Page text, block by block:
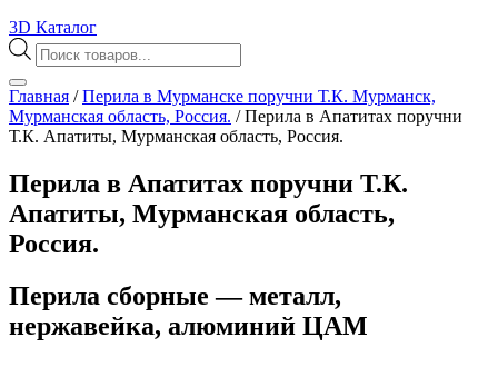
3D Каталог
Поиск
товаров
Главная /Перила в Мурманске поручни Т.К. Мурманск,
Мурманская область, Россия. /Перила в Апатитах поручни
Т.К. Апатиты, Мурманская область, Россия.
Перила в Апатитах поручни Т.К.
Апатиты, Мурманская область,
Россия.
Перила сборные — металл,
нержавейка, алюминий ЦАМ